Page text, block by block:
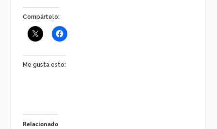
Compártelo:
Me gusta esto:
Relacionado